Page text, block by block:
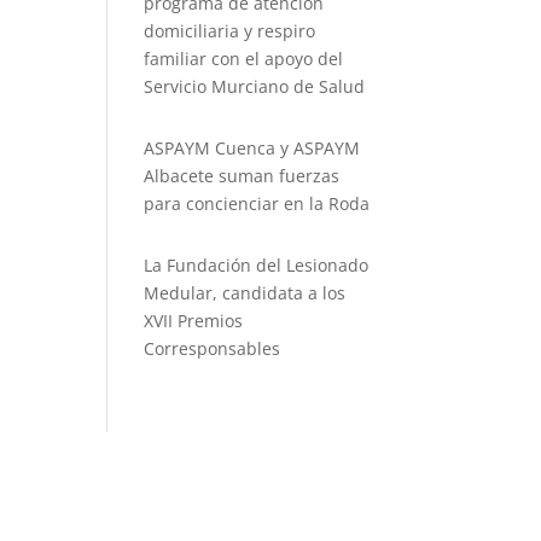
domiciliaria y respiro
familiar con el apoyo del
Servicio Murciano de Salud
ASPAYM Cuenca y ASPAYM
Albacete suman fuerzas
para concienciar en la Roda
La Fundación del Lesionado
Medular, candidata a los
XVII Premios
Corresponsables